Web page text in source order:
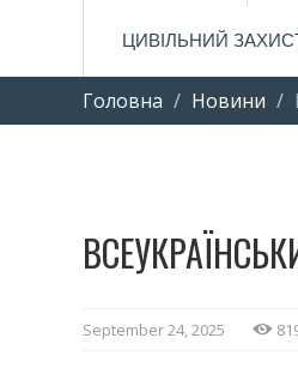
ЦИВІЛЬНИЙ
Головна Новини
September 24, 2025